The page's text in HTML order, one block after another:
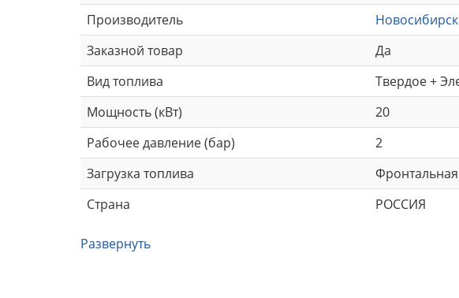
Производитель
Заказной товар
Да
Вид топлива
Твердое +
Мощность (кВт)
20
Рабочее давление (бар)
2
Загрузка топлива
Фронтальная
Страна
РОССИЯ
Развернуть